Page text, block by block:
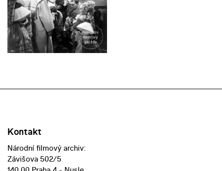
Kontakt
Národní filmový archiv:
Závišova 502/5